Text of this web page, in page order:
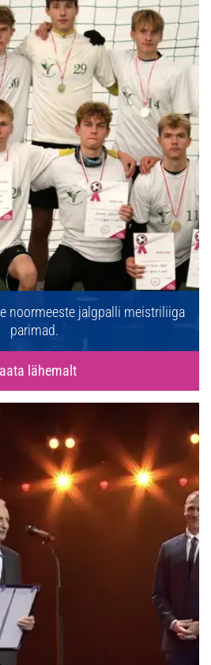
noormeeste jalgpalli meistriliiga
parimad.
lähemalt